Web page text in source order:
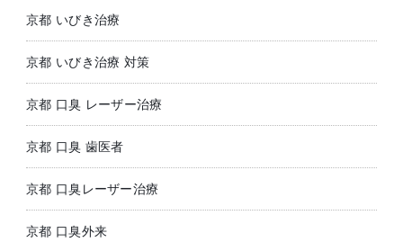
京都 いびき治療
京都 いびき治療 対策
京都 口臭 レーザー治療
京都 口臭 歯医者
京都 口臭レーザー治療
京都 口臭外来